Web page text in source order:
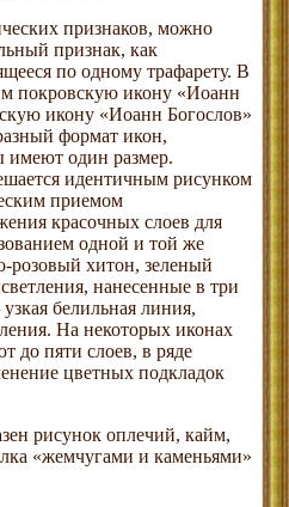
признаков, можно
признак, как
по одному трафарету. В
покровскую икону «Иоанн
икону «Иоанн Богослов»
формат икон,
один размер.
идентичным рисунком
приемом
красочных слоев для
одной и той же
розовый хитон, зеленый
нанесенные в три
белильная линия,
На некоторых иконах
до пяти слоев, в ряде
цветных подкладок
рисунок оплечий, кайм,
«жемчугами и каменьями»